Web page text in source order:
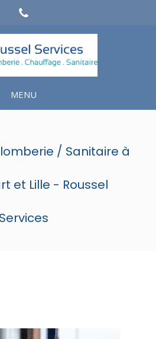
MENU
/ Sanitaire à
et Lille - Roussel
Services